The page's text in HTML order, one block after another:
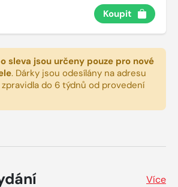
Koupit
sleva jsou určeny pouze pro nové
. Dárky jsou odesílány na adresu
do 6 týdnů od provedení
Více